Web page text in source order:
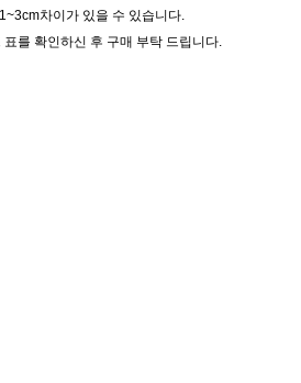
차이가 있을 수 있습니다.
를 확인하신 후 구매 부탁 드립니다.